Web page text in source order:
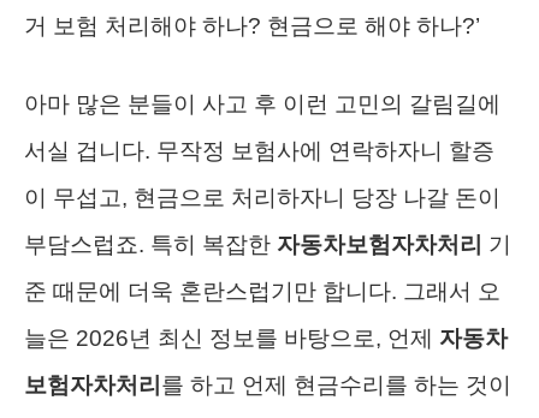
거 보험 처리해야 하나? 현금으로 해야 하나?’
아마 많은 분들이 사고 후 이런 고민의 갈림길에
서실 겁니다. 무작정 보험사에 연락하자니 할증
이 무섭고, 현금으로 처리하자니 당장 나갈 돈이
부담스럽죠. 특히 복잡한 자동차보험자차처리 기
준 때문에 더욱 혼란스럽기만 합니다. 그래서 오
늘은 2026년 최신 정보를 바탕으로, 언제 자동차
보험자차처리 를 하고 언제 현금수리를 하는 것이